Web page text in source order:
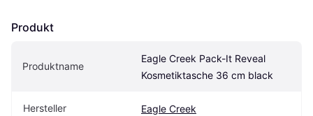
Produkt
Produktname
Eagle Creek Pack-It Reveal
Kosmetiktasche 36 cm black
Hersteller Eagle Creek